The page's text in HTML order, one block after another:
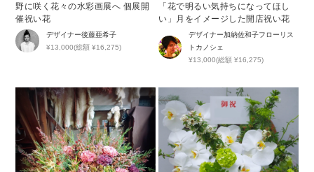
野に咲く花々の水彩画展へ 個展開
催祝い花
デザイナー後藤亜希子
¥13,000(総額 ¥16,275)
「花で明るい気持ちになってほし
い」月をイメージした開店祝い花
デザイナー加納佐和子フローリス
トカノシェ
¥13,000(総額 ¥16,275)